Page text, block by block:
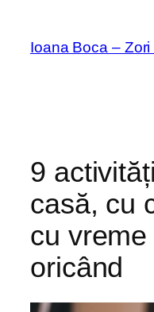
conținut
Ioana Boca –
9
casă, cu
cu
oricând